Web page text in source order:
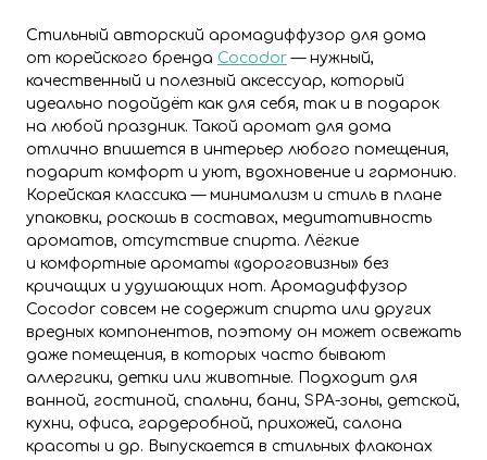
Стильный авторский аромадиффузор для дома
от корейского бренда Cocodor — нужный,
качественный и полезный аксессуар, который
идеально подойдёт как для себя, так и в подарок
на любой праздник. Такой аромат для дома
отлично впишется в интерьер любого помещения,
подарит комфорт и уют, вдохновение и гармонию.
Корейская классика — минимализм и стиль в плане
упаковки, роскошь в составах, медитативность
ароматов, отсутствие спирта. Лёгкие
и комфортные ароматы «дороговизны» без
кричащих и удушающих нот. Аромадиффузор
Cocodor совсем не содержит спирта или других
вредных компонентов, поэтому он может освежать
даже помещения, в которых часто бывают
аллергики, детки или животные. Подходит для
ванной, гостиной, спальни, бани, SPA-зоны, детской,
кухни, офиса, гардеробной, прихожей, салона
красоты и др. Выпускается в стильных флаконах